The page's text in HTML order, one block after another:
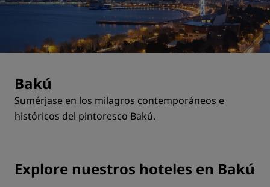
Bakú
Sumérjase en los milagros contemporáneos e
históricos del pintoresco Bakú.
Explore nuestros hoteles en Bakú